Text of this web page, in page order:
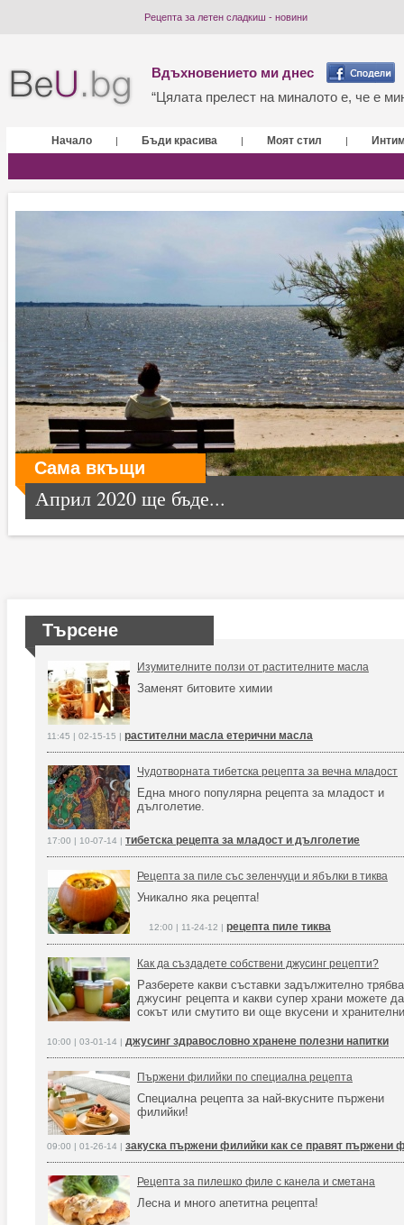
Рецепта за летен сладкиш - новини
Вдъхновението ми днес
“Цялата прелест на миналото е, че е
Начало | Бъди красива | Моят стил |
Сама вкъщи
Април 2020 ще бъде...
Търсене
Изумителните ползи от растителните масла
Заменят битовите химии
11:45 | 02-15-15 | растителни масла етерични масла
Чудотворната тибетска рецепта за вечна младост
Една много популярна рецепта за младост и
дълголетие.
17:00 | 10-07-14 | тибетска рецепта за младост и дълголетие
Рецепта за пиле със зеленчуци и ябълки в тиква
Уникално яка рецепта!
12:00 | 11-24-12 | рецепта пиле тиква
Как да създадете собствени джусинг рецепти?
Разберете какви съставки задължително
джусинг рецепта и какви супер храни можете
сокът или смутито ви още вкусени и
10:00 | 03-01-14 | джусинг здравословно хранене полезни напитки
Пържени филийки по специална рецепта
Специална рецепта за най-вкусните пържени
филийки!
09:00 | 01-26-14 | закуска пържени филийки как се правят пържени
Рецепта за пилешко филе с канела и сметана
Лесна и много апетитна рецепта!